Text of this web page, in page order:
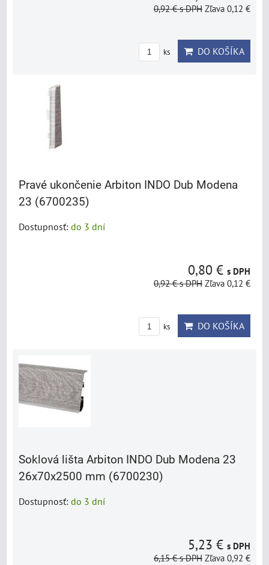
0,92 €s DPH Zľava 0,12 €
ks DO KOŠÍKA
Pravé ukončenie Arbiton INDO Dub Modena
23 (6700235)
Dostupnosť: do 3 dní
0,80 € s DPH
0,92 €s DPH Zľava 0,12 €
ks DO KOŠÍKA
Soklová lišta Arbiton INDO Dub Modena 23
26x70x2500 mm (6700230)
Dostupnosť: do 3 dní
5,23 € s DPH
6,15 €s DPH Zľava 0,92 €